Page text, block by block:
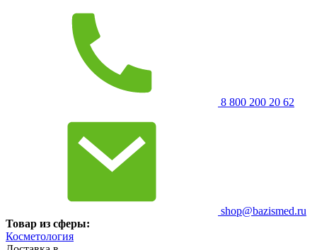
8 800 200 20 62
shop@bazismed.ru
Товар из сферы:
Косметология